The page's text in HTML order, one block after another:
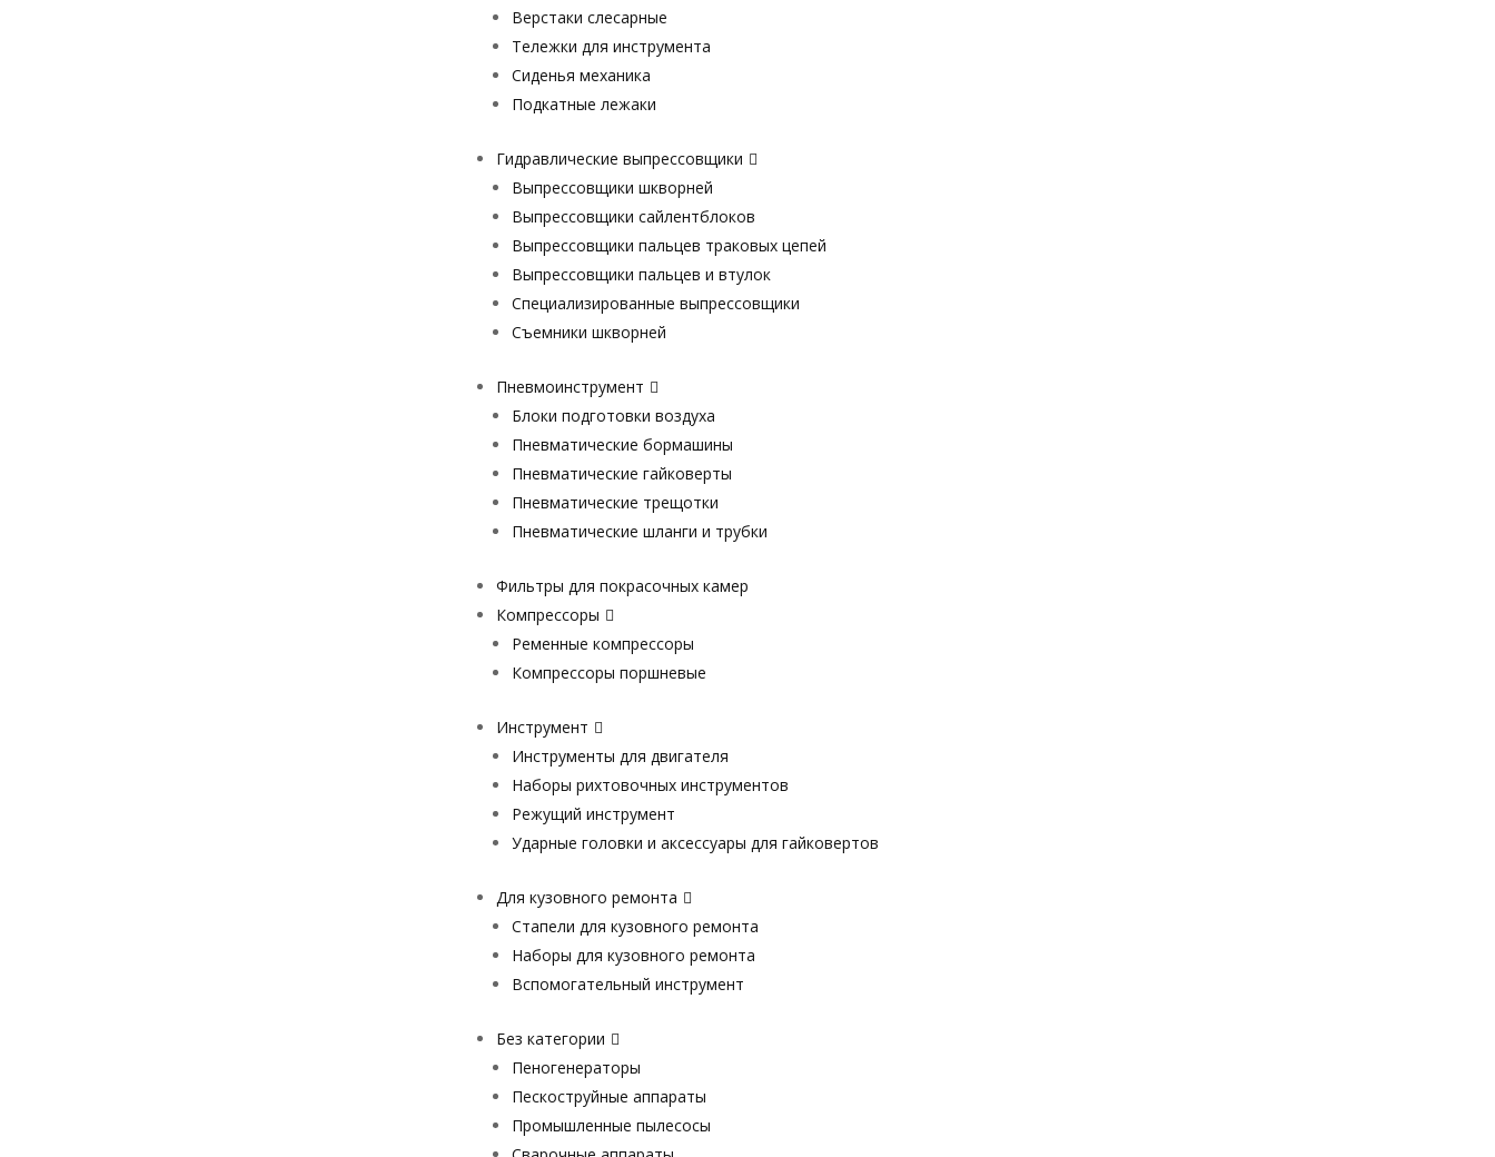
Верстаки слесарные
Тележки для инструмента
Сиденья механика
Подкатные лежаки
Гидравлические выпрессовщики
Выпрессовщики шкворней
Выпрессовщики сайлентблоков
Выпрессовщики пальцев траковых цепей
Выпрессовщики пальцев и втулок
Специализированные выпрессовщики
Cъемники шкворней
Пневмоинструмент
Блоки подготовки воздуха
Пневматические бормашины
Пневматические гайковерты
Пневматические трещотки
Пневматические шланги и трубки
Фильтры для покрасочных камер
Компрессоры
Ременные компрессоры
Компрессоры поршневые
Инструмент
Инструменты для двигателя
Наборы рихтовочных инструментов
Режущий инструмент
Ударные головки и аксессуары для гайковертов
Для кузовного ремонта
Стапели для кузовного ремонта
Наборы для кузовного ремонта
Вспомогательный инструмент
Без категории
Пеногенераторы
Пескоструйные аппараты
Промышленные пылесосы